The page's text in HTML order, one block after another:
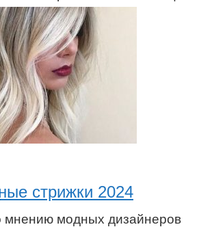
стрижки 2024
мнению модных дизайнеров